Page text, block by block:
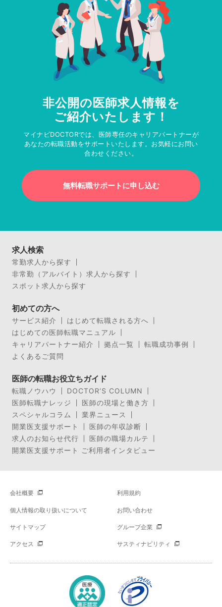
非公開の医師求人情報を
ご紹介いたします！
マイナビDOCTORでは、医師専任のキャリアパートナーが
あなたの転職活動をサポートいたします。お気軽にお問い
合わせください。
無料転職サポートに申し込む
求人検索
常勤求人から探す
非常勤（アルバイト）求人から探す
スポット求人から探す
初めての方へ
サービス紹介
はじめて転職される方へ
はじめての医師転職マニュアル
キャリアパートナー紹介
拠点一覧
転職成功事例
よくあるご質問
医師の転職お役立ちガイド
転職ノウハウ
DOCTOR’S COLUMN
医師転職ナレッジ
医師の現場と働き方
スペシャルコラム
業界ニュース
開業医支援サポート
医師の年収診断
求人のお知らせ代行
医師の職場カルテ
開業医支援サポート ご利用者インタビュー
会社概要 利用規約
個人情報の取り扱いについて お問い合わせ
サイトマップ グループ企業
アクセス サスティナビリティ